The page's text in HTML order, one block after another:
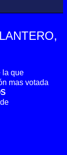
la que
mas votada